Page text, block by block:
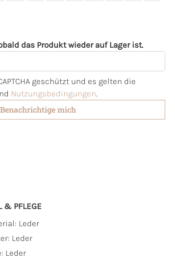
das Produkt wieder auf Lager ist.
geschützt und es gelten die
Nutzungsbedingungen.
Benachrichtige mich
& PFLEGE
Leder
Leder
Leder